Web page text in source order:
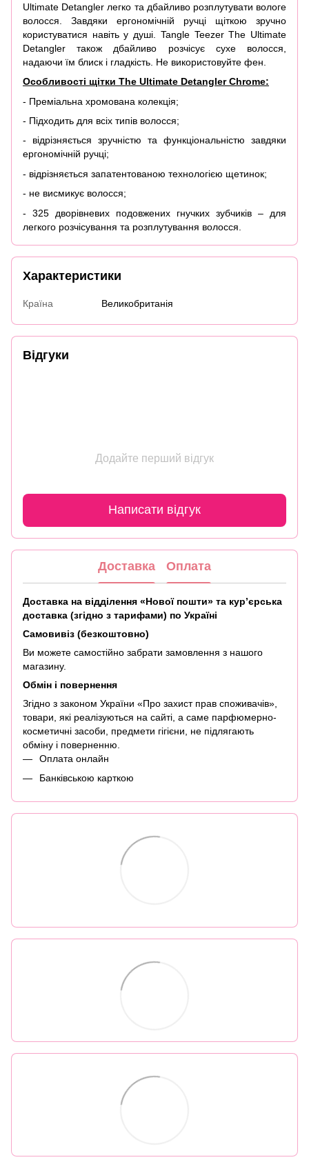
Ultimate Detangler легко та дбайливо розплутувати вологе
волосся. Завдяки ергономічній ручці щіткою зручно
користуватися навіть у душі. Tangle Teezer The Ultimate
Detangler також дбайливо розчісує сухе волосся,
надаючи їм блиск і гладкість. Не використовуйте фен.
Особливості щітки The Ultimate Detangler Chrome:
- Преміальна хромована колекція;
- Підходить для всіх типів волосся;
- відрізняється зручністю та функціональністю завдяки
ергономічній ручці;
- відрізняється запатентованою технологією щетинок;
- не висмикує волосся;
- 325 дворівневих подовжених гнучких зубчиків – для
легкого розчісування та розплутування волосся.
Характеристики
Країна Великобританія
Відгуки
Додайте перший відгук
Написати відгук
Доставка Оплата
Доставка на відділення «Нової пошти» та кур’єрська
доставка (згідно з тарифами) по Україні
Самовивіз (безкоштовно)
Ви можете самостійно забрати замовлення з нашого
магазину.
Обмін і повернення
Згідно з законом України «Про захист прав споживачів»,
товари, які реалізуються на сайті, а саме парфюмерно-
косметичні засоби, предмети гігієни, не підлягають
обміну і поверненню.
Оплата онлайн
Банківською карткою